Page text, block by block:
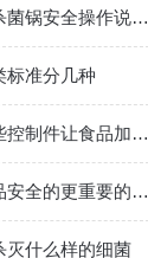
盐焗鸡食品高温杀菌锅安全操作说明书
标准分几种
高温杀菌锅的这些控制件让食品加工更安全
高温杀菌锅，食品安全的更重要的一道防线
灭什么样的细菌